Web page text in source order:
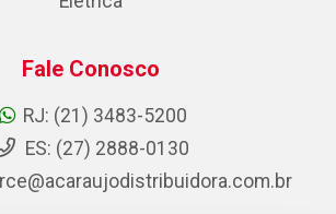
Fale Conosco
RJ: (21) 3483-5200
ES: (27) 2888-0130